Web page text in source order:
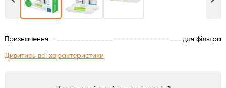
Сушильні машини
Холодильне обладнання
Призначення для фільтра
Дивитись всі характеристики